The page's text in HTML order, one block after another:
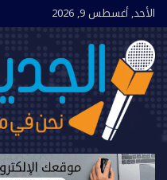
Skip
to
content
الأحد, أغسطس 9, 2026
الجديد بريس
نحن في مهمة لنقدم لكم